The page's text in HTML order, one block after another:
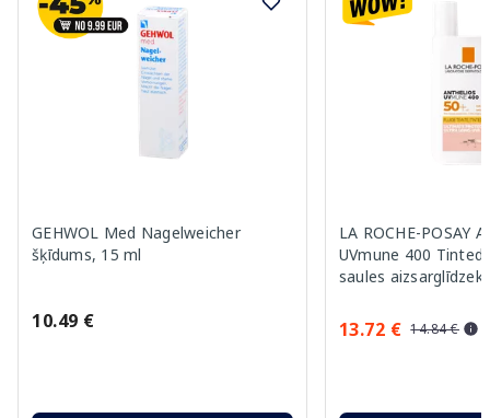
GEHWOL Med Nagelweicher
šķīdums, 15 ml
10.49 €
LA ROCHE-POSAY
UVmune 400 Tinted
saules
13.72 € 14.84 €